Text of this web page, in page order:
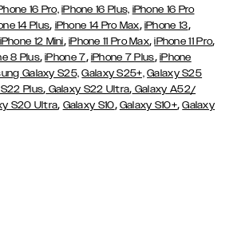
16 Pro, iPhone 16 Plus, iPhone 16 Pro
14 Plus, iPhone 14 Pro Max, iPhone 13,
iPhone 12 Mini, iPhone 11 Pro Max,iPhone 11 Pro,
8 Plus,iPhone 7, iPhone 7 Plus, iPhone
Galaxy S25, Galaxy S25+, Galaxy S25
Plus, Galaxy S22 Ultra, Galaxy A52/
S20 Ultra, Galaxy S10, Galaxy S10+,Galaxy